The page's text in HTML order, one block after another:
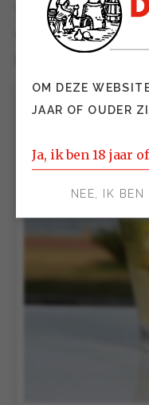
vervolgens de
elkaar en vul daarna
OM DEZE
JAAR OF OUDER
Ja, ik ben 18 jaar
NEE, IK